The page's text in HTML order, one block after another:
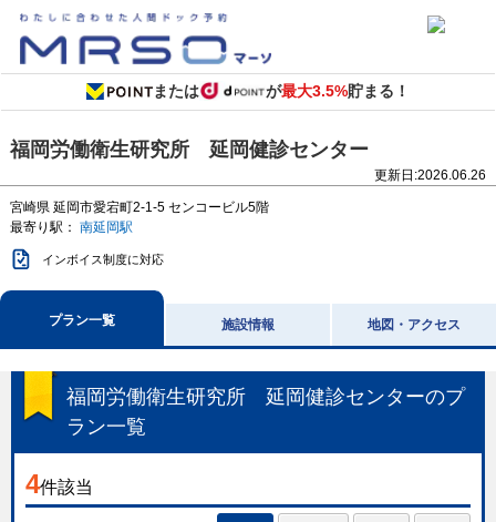
または が最大3.5%貯まる！
福岡労働衛生研究所 延岡健診センター
更新日:2026.06.26
宮崎県 延岡市愛宕町2-1-5 センコービル5階
最寄り駅： 南延岡駅
インボイス制度に対応
プラン一覧 施設情報 地図・アクセス
福岡労働衛生研究所 延岡健診センターのプ
ラン一覧
4件該当